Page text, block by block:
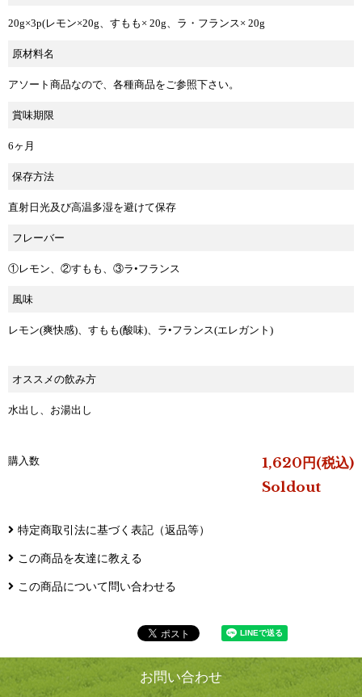
20g×3p(レモン×20g、すもも× 20g、ラ・フランス× 20g
原材料名
アソート商品なので、各種商品をご参照下さい。
賞味期限
6ヶ月
保存方法
直射日光及び高温多湿を避けて保存
フレーバー
①レモン、②すもも、③ラ•フランス
風味
レモン(爽快感)、すもも(酸味)、ラ•フランス(エレガント)
オススメの飲み方
水出し、お湯出し
購入数
1,620円(税込)
Soldout
特定商取引法に基づく表記（返品等）
この商品を友達に教える
この商品について問い合わせる
お問い合わせ